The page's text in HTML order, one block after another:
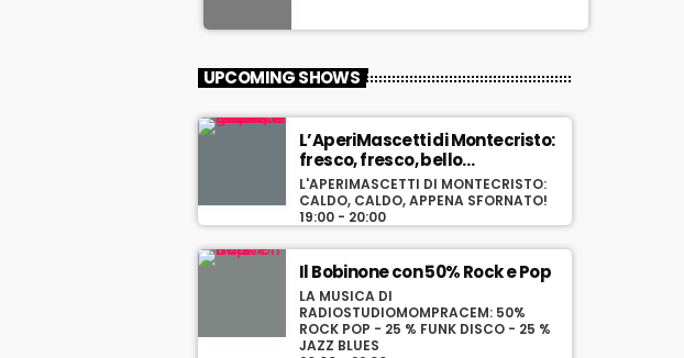
UPCOMING SHOWS
L’AperiMascetti di Montecristo:
fresco, fresco, bello
ghiacciato!
L'APERIMASCETTI DI MONTECRISTO:
CALDO, CALDO, APPENA SFORNATO!
19:00 - 20:00
Il Bobinone con 50% Rock e Pop
LA MUSICA DI
RADIOSTUDIOMOMPRACEM: 50%
ROCK POP - 25 % FUNK DISCO - 25 %
JAZZ BLUES